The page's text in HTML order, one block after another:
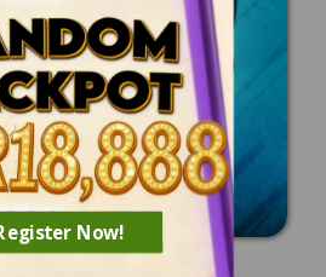
Now!